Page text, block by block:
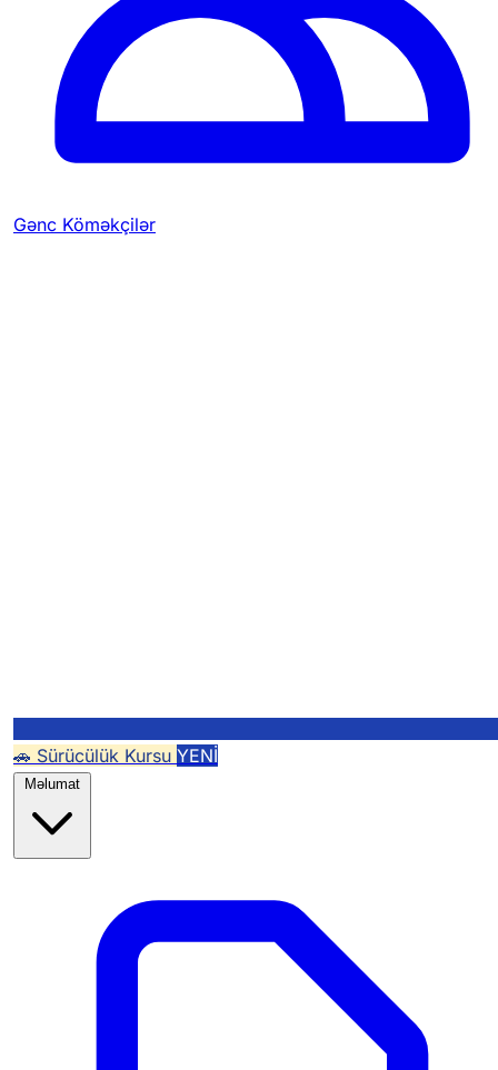
Gənc Köməkçilər
🚗 Sürücülük Kursu YENİ
Məlumat